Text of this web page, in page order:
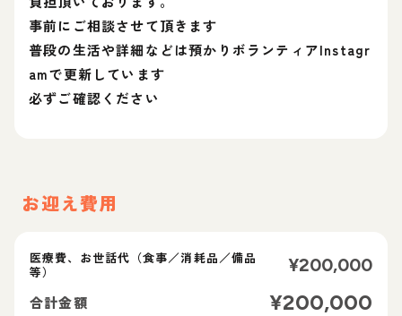
事前にご相談させて頂きます
普段の生活や詳細などは預かりボランティアInstagr
amで更新しています
必ずご確認ください
お迎え費用
医療費、お世話代（食事／消耗品／備品
等）
¥200,000
合計金額 ¥200,000